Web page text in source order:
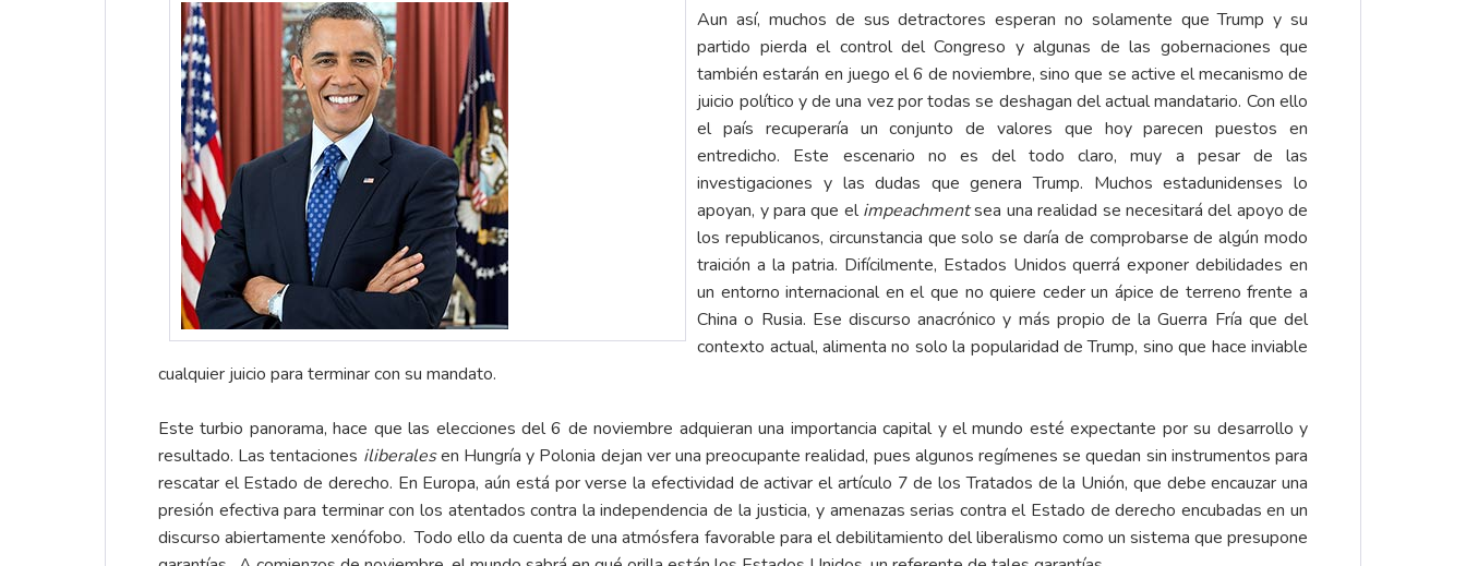
Aun así, muchos de sus detractores esperan no solamente que Trump y su
partido pierda el control del Congreso y algunas de las gobernaciones que
también estarán en juego el 6 de noviembre, sino que se active el mecanismo de
juicio político y de una vez por todas se deshagan del actual mandatario. Con ello
el país recuperaría un conjunto de valores que hoy parecen puestos en
entredicho. Este escenario no es del todo claro, muy a pesar de las
investigaciones y las dudas que genera Trump. Muchos estadunidenses lo
apoyan, y para que elimpeachmentsea una realidad se necesitará del apoyo de
los republicanos, circunstancia que solo se daría de comprobarse de algún modo
traición a la patria. Difícilmente, Estados Unidos querrá exponer debilidades en
un entorno internacional en el que no quiere ceder un ápice de terreno frente a
China o Rusia. Ese discurso anacrónico y más propio de la Guerra Fría que del
contexto actual, alimenta no solo la popularidad de Trump, sino que hace inviable
cualquier juicio para terminar con su mandato.
Este turbio panorama, hace que las elecciones del 6 de noviembre adquieran una importancia capital y el mundo esté expectante por su desarrollo y
resultado. Las tentaciones iliberalesen Hungría y Polonia dejan ver una preocupante realidad, pues algunos regímenes se quedan sin instrumentos para
rescatar el Estado de derecho. En Europa, aún está por verse la efectividad de activar el artículo 7 de los Tratados de la Unión, que debe encauzar una
presión efectiva para terminar con los atentados contra la independencia de la justicia, y amenazas serias contra el Estado de derecho encubadas en un
discurso abiertamente xenófobo. Todo ello da cuenta de una atmósfera favorable para el debilitamiento del liberalismo como un sistema que presupone